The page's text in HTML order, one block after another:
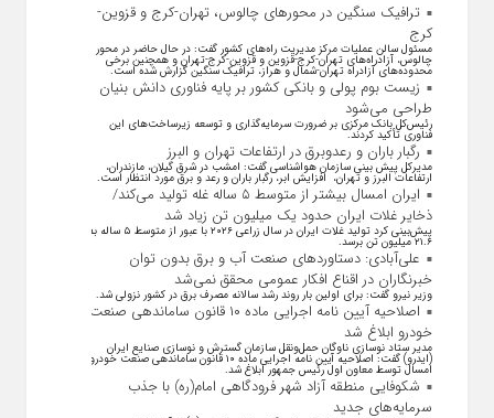
ترافیک سنگین در محورهای چالوس، تهران-کرج و قزوین-
کرج
مسئول سالن عملیات مرکز مدیریت راه‌های کشور گفت: در حال حاضر در محور
چالوس، آزادراه‌های تهران-کرج-قزوین و قزوین-کرج-تهران و همچنین برخی
محدوده‌های آزادراه تهران-شمال و هراز، ترافیک سنگین گزارش شده است.
زیست بوم پولی و بانکی کشور بر پایه فناوری دانش بنیان
طراحی می‌شود
رئیس‌کل بانک مرکزی بر ضرورت سرمایه‌گذاری و توسعه زیرساخت‌های این
فناوری تأکید کردند.
رگبار باران و رعدوبرق در ارتفاعات تهران و البرز
مدیرکل پیش بینی سازمان هواشناسی گفت: امشب در شرق گیلان، مازندران،
ارتفاعات البرز و تهران، افزایش ابر، رگبار باران و رعد و برق مورد انتظار است.
ایران امسال بیشتر از متوسط ۵ ساله غله تولید می‌کند/
ذخایر غلات ایران حدود یک میلیون تن زیاد شد
پیش‌بینی کرد تولید غلات ایران در سال زراعی ۲۰۲۶ با عبور از متوسط ۵ ساله به
۲۱.۶ میلیون تن برسد.
علی‌آبادی: دستاورد‌های صنعت آب و برق بدون توان
خبرنگاران در اقناع افکار عمومی محقق نمی‌شد
وزیر نیرو گفت: برای اولین بار روند رشد سالانه مصرف برق در کشور نزولی شد.
اصلاحیه آیین نامه اجرایی ماده ۱۰ قانون ساماندهی صنعت
خودرو ابلاغ شد
مدیر ستاد نوسازی ناوگان حمل‌ونقل سازمان گسترش و نوسازی صنایع ایران
(ایدرو) گفت: اصلاحیه آیین نامه اجرایی ماده ۱۰ قانون ساماندهی صنعت خودرو
امسال توسط معاون اول رئیس جمهور ابلاغ شد.
شکوفایی منطقه آزاد شهر فرودگاهی امام(ره) با جذب
سرمایه‌های جدید